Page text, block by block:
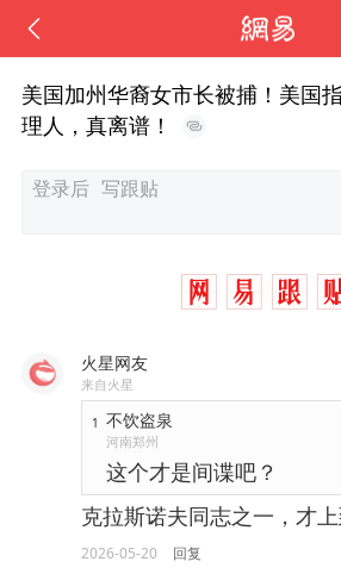
美国加州华裔女市长被捕！美国
理人，真离谱！
火星网友
来自火星
1 不饮盗泉
河南郑州
这个才是间谍吧？
克拉斯诺夫同志之一，才
2026-05-20 回复